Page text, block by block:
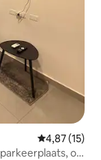
Gemiddelde
4,87 (15)
op